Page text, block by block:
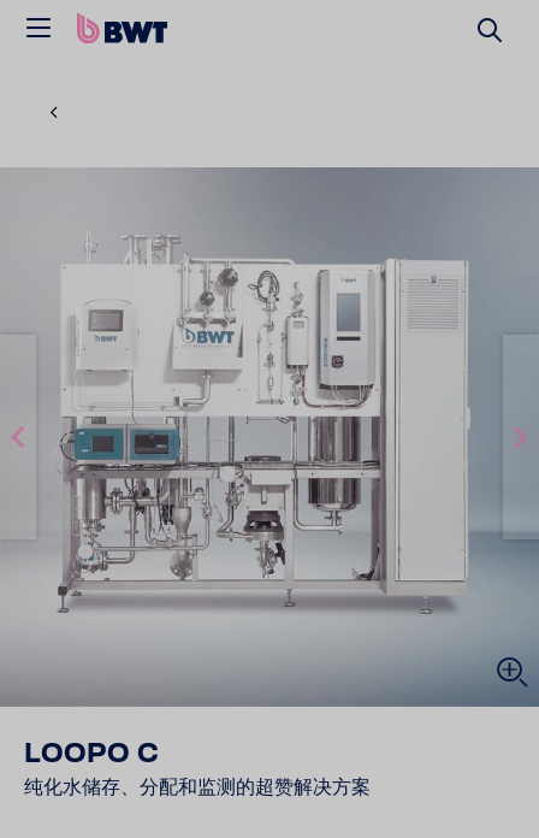
LOOPO C
纯化水储存、分配和监测的超赞解决方案